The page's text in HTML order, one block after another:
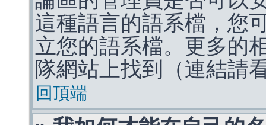
這種語言的語系檔，您
立您的語系檔。更多的
隊網站上找到（連結請
回頂端